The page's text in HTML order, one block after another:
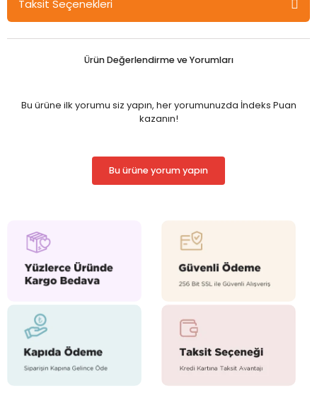
- Türkiye Cumhuriyeti Anayasası
- İnsan Hakları Evrensel Beyannamesi
Kişinin Hakları Ve Ödevleri
Sosyal Ve Ekonomik Haklar Ve Ödevler
Siyasi Haklar Ve Ödevler
Cumhuriyetin Temel Organları
Yasama
Malî Ve Ekonomik Hükümler
Malî Hükümler
Ekonomik Hükümler
Çeşitli Hükümler
Geçici Hükümler
Taksit Seçenekleri
Ürün Değerlendirme ve Yorumları
Bu ürüne ilk yorumu siz yapın, her yorumunuzda İndeks Puan
kazanın!
Bu ürüne yorum yapın